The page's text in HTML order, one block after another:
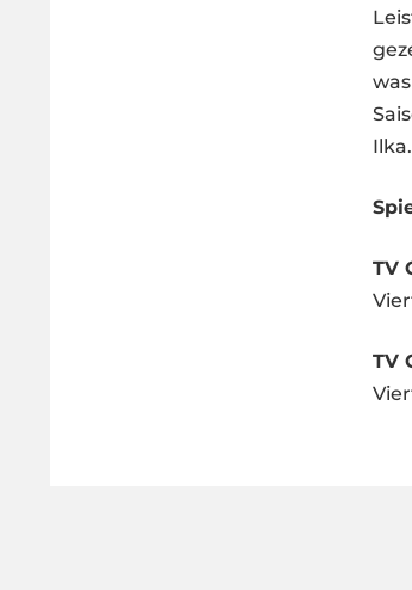
Ilka.
TV
TV